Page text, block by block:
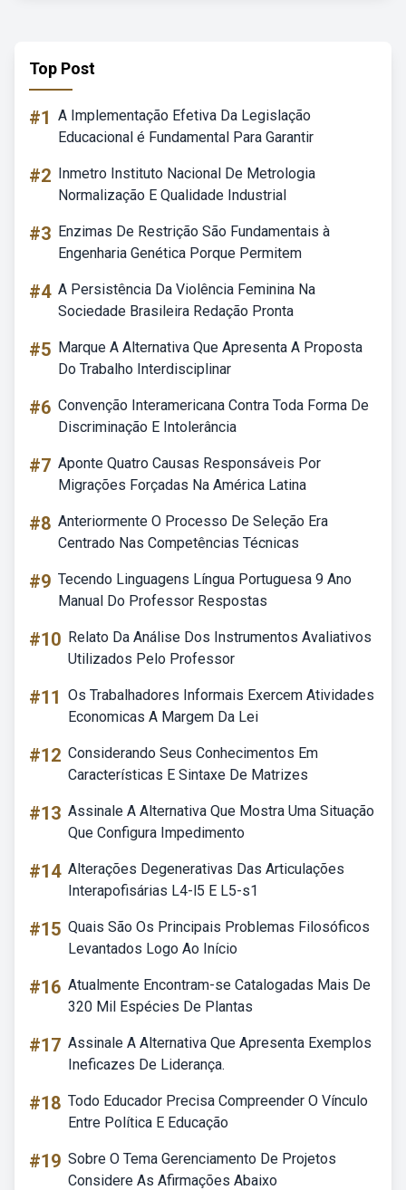
Top Post
#1 A Implementação Efetiva Da Legislação
Educacional é Fundamental Para Garantir
#2 Inmetro Instituto Nacional De Metrologia
Normalização E Qualidade Industrial
#3 Enzimas De Restrição São Fundamentais à
Engenharia Genética Porque Permitem
#4 A Persistência Da Violência Feminina Na
Sociedade Brasileira Redação Pronta
#5 Marque A Alternativa Que Apresenta A Proposta
Do Trabalho Interdisciplinar
#6 Convenção Interamericana Contra Toda Forma De
Discriminação E Intolerância
#7 Aponte Quatro Causas Responsáveis Por
Migrações Forçadas Na América Latina
#8 Anteriormente O Processo De Seleção Era
Centrado Nas Competências Técnicas
#9 Tecendo Linguagens Língua Portuguesa 9 Ano
Manual Do Professor Respostas
#10 Relato Da Análise Dos Instrumentos Avaliativos
Utilizados Pelo Professor
#11 Os Trabalhadores Informais Exercem Atividades
Economicas A Margem Da Lei
#12 Considerando Seus Conhecimentos Em
Características E Sintaxe De Matrizes
#13 Assinale A Alternativa Que Mostra Uma Situação
Que Configura Impedimento
#14 Alterações Degenerativas Das Articulações
Interapofisárias L4-l5 E L5-s1
#15 Quais São Os Principais Problemas Filosóficos
Levantados Logo Ao Início
#16 Atualmente Encontram-se Catalogadas Mais De
320 Mil Espécies De Plantas
#17 Assinale A Alternativa Que Apresenta Exemplos
Ineficazes De Liderança.
#18 Todo Educador Precisa Compreender O Vínculo
Entre Política E Educação
#19 Sobre O Tema Gerenciamento De Projetos
Considere As Afirmações Abaixo